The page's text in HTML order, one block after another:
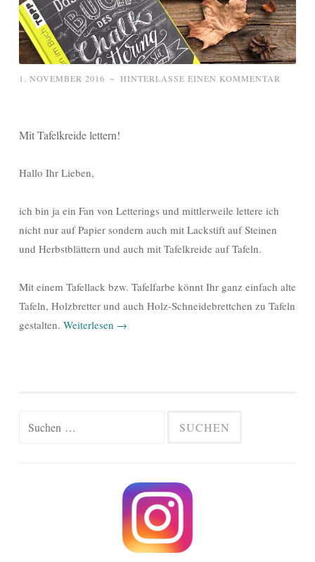
1. NOVEMBER 2016 ~ HINTERLASSE EINEN KOMMENTAR
Mit Tafelkreide lettern!
Hallo Ihr Lieben,
ich bin ja ein Fan von Letterings und mittlerweile lettere ich
nicht nur auf Papier sondern auch mit Lackstift auf Steinen
und Herbstblättern und auch mit Tafelkreide auf Tafeln.
Mit einem Tafellack bzw. Tafelfarbe könnt Ihr ganz einfach alte
Tafeln, Holzbretter und auch Holz-Schneidebrettchen zu Tafeln
gestalten. Weiterlesen →
Suchen